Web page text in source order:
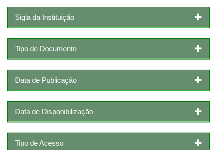
Sigla da Instituição
Tipo de Documento
Data de Publicação
Data de Disponibilização
Tipo de Acesso